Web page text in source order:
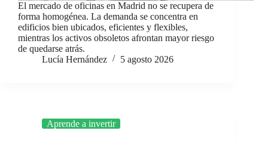
El mercado de oficinas en Madrid no se recupera de
forma homogénea. La demanda se concentra en
edificios bien ubicados, eficientes y flexibles,
mientras los activos obsoletos afrontan mayor riesgo
de quedarse atrás.
Lucía Hernández
5 agosto 2026
Aprende a invertir